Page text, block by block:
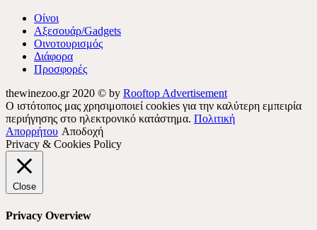
Οίνοι
Αξεσουάρ/Gadgets
Οινοτουρισμός
Διάφορα
Προσφορές
thewinezoo.gr 2020 © by Rooftop Advertisement
Ο ιστότοπος μας χρησιμοποιεί cookies για την καλύτερη εμπειρία
περιήγησης στο ηλεκτρονικό κατάστημα. Πολιτική
Απορρήτου Αποδοχή
Privacy & Cookies Policy
Close
Privacy Overview